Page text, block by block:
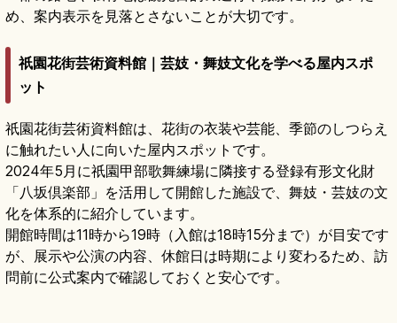
め、案内表示を見落とさないことが大切です。
祇園花街芸術資料館｜芸妓・舞妓文化を学べる屋内スポ
ット
祇園花街芸術資料館は、花街の衣装や芸能、季節のしつらえ
に触れたい人に向いた屋内スポットです。
2024年5月に祇園甲部歌舞練場に隣接する登録有形文化財
「八坂倶楽部」を活用して開館した施設で、舞妓・芸妓の文
化を体系的に紹介しています。
開館時間は11時から19時（入館は18時15分まで）が目安です
が、展示や公演の内容、休館日は時期により変わるため、訪
問前に公式案内で確認しておくと安心です。